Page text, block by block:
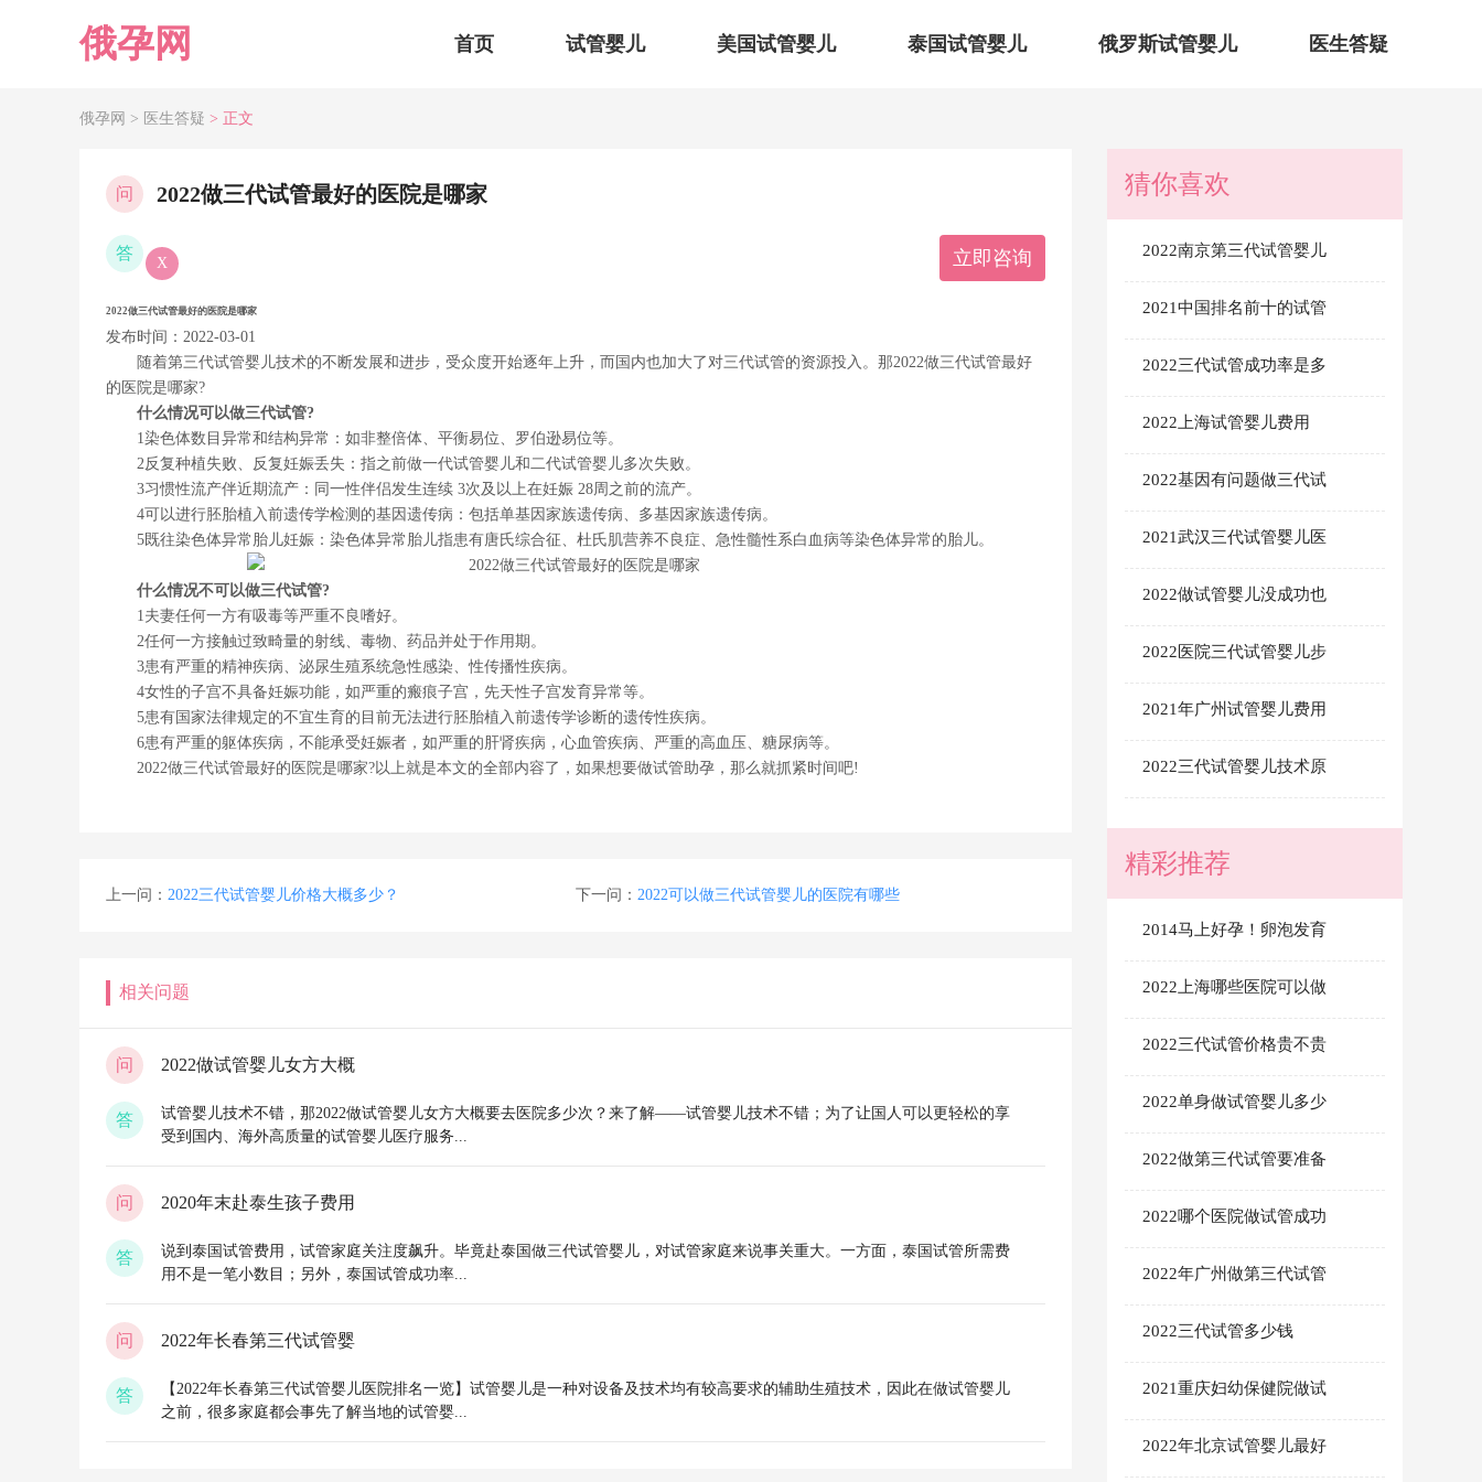
俄孕网 首页 试管婴儿 美国试管婴儿 泰国试管婴儿 俄罗斯试管婴儿 医生答疑
俄孕网 > 医生答疑 > 正文
问 2022做三代试管最好的医院是哪家
答 立即咨询
2022做三代试管最好的医院是哪家
发布时间：2022-03-01
随着第三代试管婴儿技术的不断发展和进步，受众度开始逐年上升，而国内也加大了对三代试管的资源投入。那2022做三代试管最好
的医院是哪家?
什么情况可以做三代试管?
1染色体数目异常和结构异常：如非整倍体、平衡易位、罗伯逊易位等。
2反复种植失败、反复妊娠丢失：指之前做一代试管婴儿和二代试管婴儿多次失败。
3习惯性流产伴近期流产：同一性伴侣发生连续 3次及以上在妊娠 28周之前的流产。
4可以进行胚胎植入前遗传学检测的基因遗传病：包括单基因家族遗传病、多基因家族遗传病。
5既往染色体异常胎儿妊娠：染色体异常胎儿指患有唐氏综合征、杜氏肌营养不良症、急性髓性系白血病等染色体异常的胎儿。
什么情况不可以做三代试管?
1夫妻任何一方有吸毒等严重不良嗜好。
2任何一方接触过致畸量的射线、毒物、药品并处于作用期。
3患有严重的精神疾病、泌尿生殖系统急性感染、性传播性疾病。
4女性的子宫不具备妊娠功能，如严重的瘢痕子宫，先天性子宫发育异常等。
5患有国家法律规定的不宜生育的目前无法进行胚胎植入前遗传学诊断的遗传性疾病。
6患有严重的躯体疾病，不能承受妊娠者，如严重的肝肾疾病，心血管疾病、严重的高血压、糖尿病等。
2022做三代试管最好的医院是哪家?以上就是本文的全部内容了，如果想要做试管助孕，那么就抓紧时间吧!
上一问： 2022三代试管婴儿价格大概多少？ 下一问： 2022可以做三代试管婴儿的医院有哪些
相关问题
问 2022做试管婴儿女方大概
答
试管婴儿技术不错，那2022做试管婴儿女方大概要去医院多少次？来了解——试管婴儿技术不错；为了让国人可以更轻松的享
受到国内、海外高质量的试管婴儿医疗服务...
问 2020年末赴泰生孩子费用
答
说到泰国试管费用，试管家庭关注度飙升。毕竟赴泰国做三代试管婴儿，对试管家庭来说事关重大。一方面，泰国试管所需费
用不是一笔小数目；另外，泰国试管成功率...
问 2022年长春第三代试管婴
答
【2022年长春第三代试管婴儿医院排名一览】试管婴儿是一种对设备及技术均有较高要求的辅助生殖技术，因此在做试管婴儿
之前，很多家庭都会事先了解当地的试管婴...
猜你喜欢
2022南京第三代试管婴儿
2021中国排名前十的试管
2022三代试管成功率是多
2022上海试管婴儿费用
2022基因有问题做三代试
2021武汉三代试管婴儿医
2022做试管婴儿没成功也
2022医院三代试管婴儿步
2021年广州试管婴儿费用
2022三代试管婴儿技术原
精彩推荐
2014马上好孕！卵泡发育
2022上海哪些医院可以做
2022三代试管价格贵不贵
2022单身做试管婴儿多少
2022做第三代试管要准备
2022哪个医院做试管成功
2022年广州做第三代试管
2022三代试管多少钱
2021重庆妇幼保健院做试
2022年北京试管婴儿最好
X